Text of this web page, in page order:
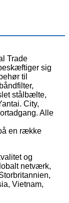
Trade
sig
til
stålbælte,
City,
Alle
en række
og
netværk,
Vietnam,